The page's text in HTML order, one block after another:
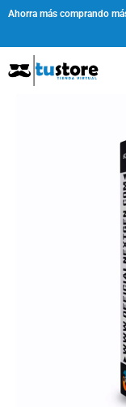
contenido
Ahorra más comprando